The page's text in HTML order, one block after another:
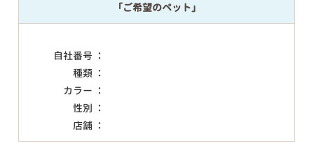
「ご希望のペット」
自社番号 ：
種類 ：
カラー ：
性別 ：
店舗 ：